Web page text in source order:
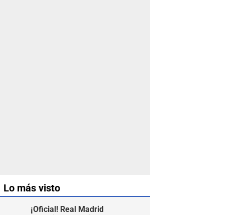
Lo más visto
¡Oficial! Real Madrid